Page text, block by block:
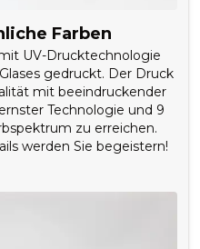
Farben
UV-Drucktechnologie
gedruckt. Der Druck
mit beeindruckender
Technologie und 9
zu erreichen.
werden Sie begeistern!